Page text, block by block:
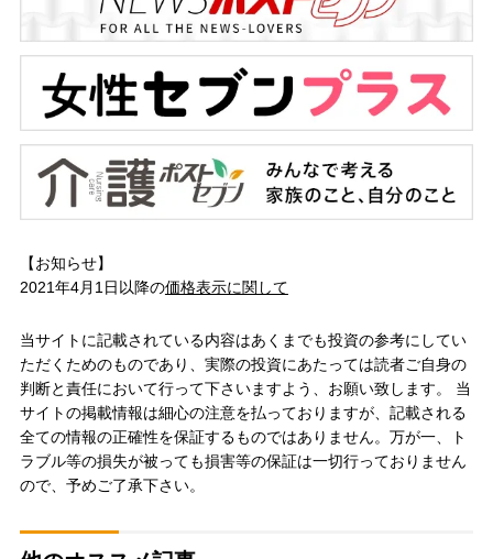
【お知らせ】
2021年4月1日以降の価格表示に関して
当サイトに記載されている内容はあくまでも投資の参考にしてい
ただくためのものであり、実際の投資にあたっては読者ご自身の
判断と責任において行って下さいますよう、お願い致します。 当
サイトの掲載情報は細心の注意を払っておりますが、記載される
全ての情報の正確性を保証するものではありません。万が一、ト
ラブル等の損失が被っても損害等の保証は一切行っておりません
ので、予めご了承下さい。